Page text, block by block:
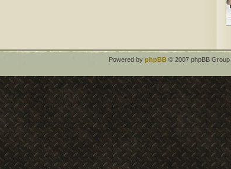
Powered by phpBB © 2007 phpBB Group